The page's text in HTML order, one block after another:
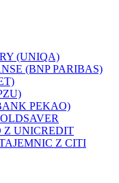
(UNIQA)
(BNP PARIBAS)
PEKAO)
Z UNICREDIT
Z CITI